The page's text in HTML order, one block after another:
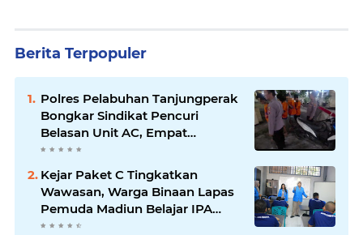
Berita Terpopuler
Polres Pelabuhan Tanjungperak
Bongkar Sindikat Pencuri
Belasan Unit AC, Empat
Tersangka Diamankan
Kejar Paket C Tingkatkan
Wawasan, Warga Binaan Lapas
Pemuda Madiun Belajar IPA
Bersama Mahasiswa UNIPMA